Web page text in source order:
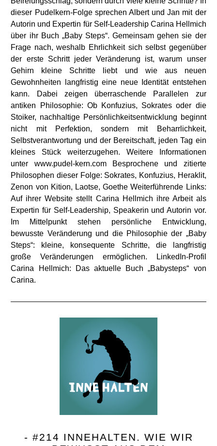
dieser Pudelkern-Folge sprechen Albert und Jan mit der
Autorin und Expertin für Self-Leadership Carina Hellmich
über ihr Buch „Baby Steps“. Gemeinsam gehen sie der
Frage nach, weshalb Ehrlichkeit sich selbst gegenüber
der erste Schritt jeder Veränderung ist, warum unser
Gehirn kleine Schritte liebt und wie aus neuen
Gewohnheiten langfristig eine neue Identität entstehen
kann. Dabei zeigen überraschende Parallelen zur
antiken Philosophie: Ob Konfuzius, Sokrates oder die
Stoiker, nachhaltige Persönlichkeitsentwicklung beginnt
nicht mit Perfektion, sondern mit Beharrlichkeit,
Selbstverantwortung und der Bereitschaft, jeden Tag ein
kleines Stück weiterzugehen. Weitere Informationen
unter www.pudel-kern.com Besprochene und zitierte
Philosophen dieser Folge: Sokrates, Konfuzius, Heraklit,
Zenon von Kition, Laotse, Goethe Weiterführende Links:
Auf ihrer Website stellt Carina Hellmich ihre Arbeit als
Expertin für Self-Leadership, Speakerin und Autorin vor.
Im Mittelpunkt stehen persönliche Entwicklung,
bewusste Veränderung und die Philosophie der „Baby
Steps“: kleine, konsequente Schritte, die langfristig
große Veränderungen ermöglichen. LinkedIn-Profil
Carina Hellmich: Das aktuelle Buch „Babysteps“ von
Carina.
- #214 INNEHALTEN. WIE WIR